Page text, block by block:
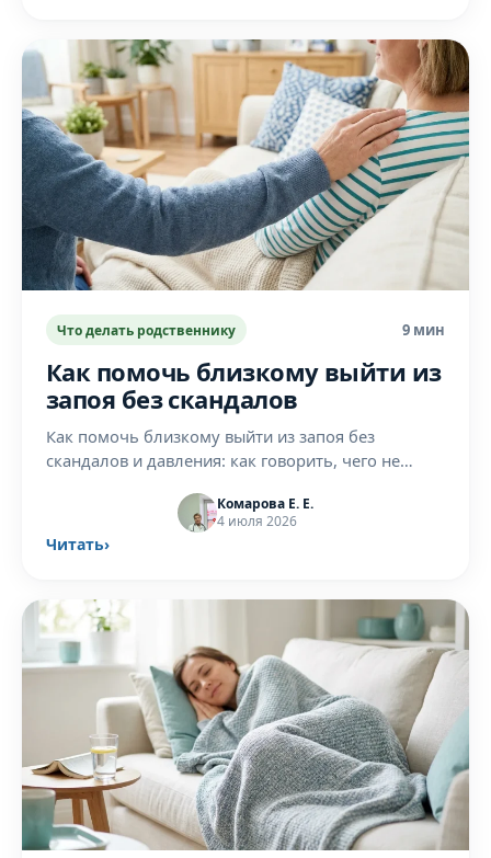
Что делать родственнику 9 мин
Как помочь близкому выйти из
запоя без скандалов
Как помочь близкому выйти из запоя без
скандалов и давления: как говорить, чего не
Комарова Е. Е.
4 июля 2026
Читать›